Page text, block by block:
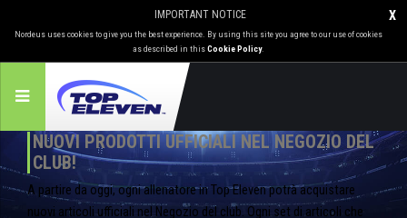
X
IMPORTANT NOTICE
Nordeus uses cookies to give you the best experience. By using this site you agree to our use of cookies
as described in thisCookie Policy.
NUOVI PRODOTTI UFFICIALI NEL NEGOZIO DEL
CLUB!
A partire da oggi, ogni allenatore in Top Eleven potrà acquistare
nuovi articoli ufficiali nel Negozio del club. Ogni set di articoli che